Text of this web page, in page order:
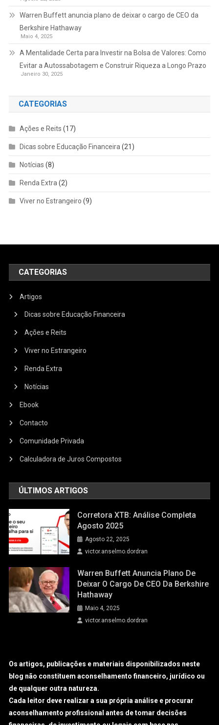
Warren Buffett anuncia plano de deixar o cargo de CEO da
Berkshire Hathaway
Maio 4, 2025
A Mentalidade Certa para Investir na Bolsa de Valores: Como
Evitar a Autossabotagem e Construir Riqueza a Longo Prazo
Janeiro 30, 2025
CATEGORIAS
Ações e Reits (17)
Dicas sobre Educação Financeira (21)
Notícias (8)
Renda Extra (2)
Viver no Estrangeiro (9)
CATEGORIAS
Artigos
Dicas sobre Educação Financeira
Ações e Reits
Viver no Estrangeiro
Renda Extra
Notícias
Ebook
Contacto
Comunidade Privada
Calculadora de Juros Compostos
ÚLTIMOS ARTIGOS
Corretora XTB: Análise Completa
Agosto 2025
Agosto 22, 2025
victor.anselmo.dordran
Warren Buffett Anuncia Plano De
Deixar O Cargo De CEO Da Berkshire
Hathaway
Maio 4, 2025
victor.anselmo.dordran
Os artigos, publicações e materiais disponibilizados neste
blog não constituem aconselhamento financeiro, jurídico ou
de qualquer outra natureza.
Cada leitor deve realizar a sua própria análise e procurar
aconselhamento profissional antes de tomar decisões